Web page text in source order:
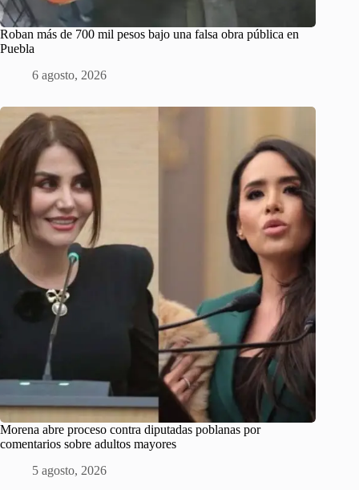
Roban más de 700 mil pesos bajo una falsa obra pública en
Puebla
6 agosto, 2026
Morena abre proceso contra diputadas poblanas por
comentarios sobre adultos mayores
5 agosto, 2026